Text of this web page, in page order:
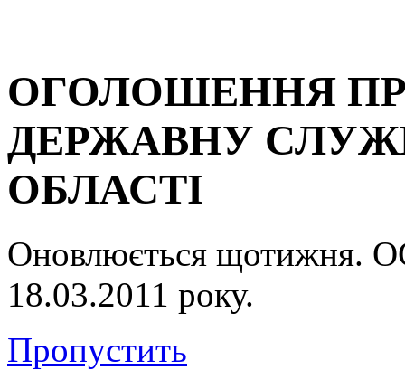
ОГОЛОШЕННЯ
ДЕРЖАВНУ
ОБЛАСТІ
Оновлюється
18.03.2011 року.
Пропустить